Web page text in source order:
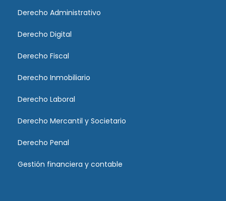
Derecho Administrativo
Derecho Digital
Derecho Fiscal
Derecho Inmobiliario
Derecho Laboral
Derecho Mercantil y Societario
Derecho Penal
Gestión financiera y contable